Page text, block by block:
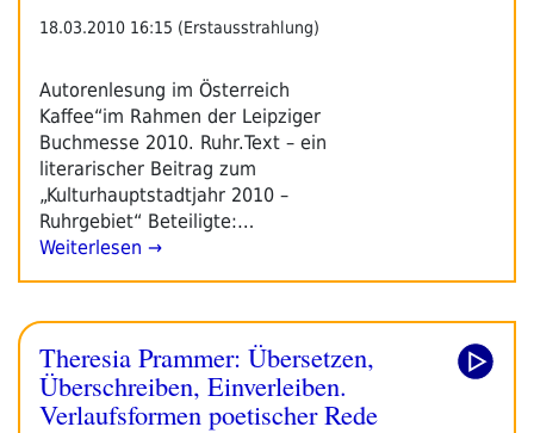
18.03.2010 16:15 (Erstausstrahlung)
Autorenlesung im Österreich
Kaffee“im Rahmen der Leipziger
Buchmesse 2010. Ruhr.Text – ein
literarischer Beitrag zum
„Kulturhauptstadtjahr 2010 –
Ruhrgebiet“ Beteiligte:…
Weiterlesen →
Theresia Prammer: Übersetzen,
Überschreiben, Einverleiben.
Verlaufsformen poetischer Rede